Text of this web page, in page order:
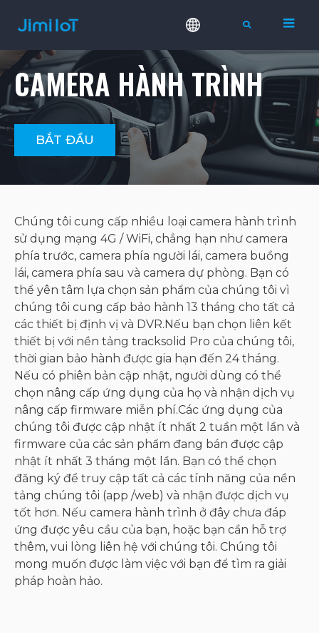
CAMERA HÀNH TRÌNH
BẮT ĐẦU
Chúng tôi cung cấp nhiều loại camera hành trình
sử dụng mạng 4G / WiFi, chẳng hạn như camera
phía trước, camera phía người lái, camera buồng
lái, camera phía sau và camera dự phòng. Bạn có
thể yên tâm lựa chọn sản phẩm của chúng tôi vì
chúng tôi cung cấp bảo hành 13 tháng cho tất cả
các thiết bị định vị và DVR.Nếu bạn chọn liên kết
thiết bị với nền tảng tracksolid Pro của chúng tôi,
thời gian bảo hành được gia hạn đến 24 tháng.
Nếu có phiên bản cập nhật, người dùng có thể
chọn nâng cấp ứng dụng của họ và nhận dịch vụ
nâng cấp firmware miễn phí.Các ứng dụng của
chúng tôi được cập nhật ít nhất 2 tuần một lần và
firmware của các sản phẩm đang bán được cập
nhật ít nhất 3 tháng một lần. Bạn có thể chọn
đăng ký để truy cập tất cả các tính năng của nền
tảng chúng tôi (app /web) và nhận được dịch vụ
tốt hơn. Nếu camera hành trình ở đây chưa đáp
ứng được yêu cầu của bạn, hoặc bạn cần hỗ trợ
thêm, vui lòng liên hệ với chúng tôi. Chúng tôi
mong muốn được làm việc với bạn để tìm ra giải
pháp hoàn hảo.